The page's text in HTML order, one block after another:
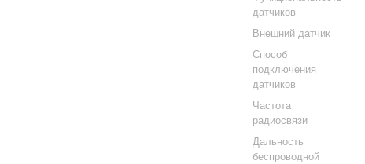
датчиков
Внешний датчик
Способ
подключения
датчиков
Частота
радиосвязи
Дальность
беспроводной